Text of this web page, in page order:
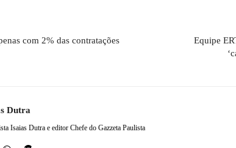
com 2% das contratações
Equipe
Dutra
Isaias Dutra e editor Chefe do Gazzeta Paulista